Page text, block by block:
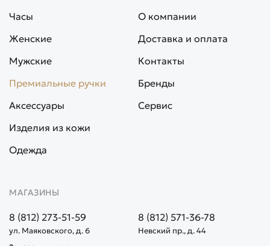
Часы
Женские
Мужские
Премиальные ручки
Аксессуары
Изделия из кожи
Одежда
О компании
Доставка и оплата
Контакты
Бренды
Сервис
МАГАЗИНЫ
8 (812) 273-51-59
ул. Маяковского, д. 6
8 (812) 571-36-78
Невский пр., д. 44